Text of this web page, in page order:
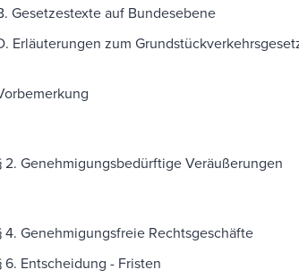
Gesetzestexte auf Bundesebene
Erläuterungen zum
2. Genehmigungsbedürftige Veräußerungen
4. Genehmigungsfreie Rechtsgeschäfte
6. Entscheidung - Fristen